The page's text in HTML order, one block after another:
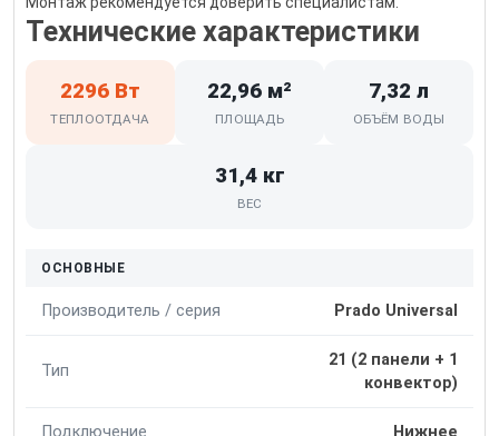
Технические характеристики
2296 Вт
ТЕПЛООТДАЧА
22,96 м²
ПЛОЩАДЬ
7,32 л
ОБЪЁМ ВОДЫ
31,4 кг
ВЕС
ОСНОВНЫЕ
Производитель / серия Prado Universal
Тип
21 (2 панели + 1
конвектор)